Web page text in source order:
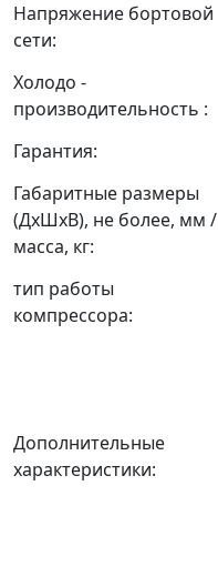
Напряжение бортовой
сети:
Холодо -
производительность :
Гарантия:
Габаритные размеры
(ДхШхВ), не более, мм /
масса, кг:
тип работы
компрессора:
Дополнительные
характеристики: